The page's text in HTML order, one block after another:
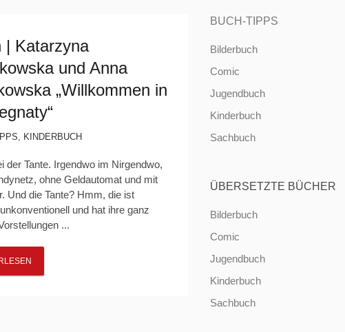
| Katarzyna
und Anna
„Willkommen in
, KINDERBUCH
der Tante. Irgendwo im Nirgendwo,
ohne Geldautomat und mit
Und die Tante? Hmm, die ist
und hat ihre ganz
...
BUCH-TIPPS
Bilderbuch
Comic
Jugendbuch
Kinderbuch
Sachbuch
ÜBERSETZTE BÜCHER
Bilderbuch
Comic
Jugendbuch
Kinderbuch
Sachbuch